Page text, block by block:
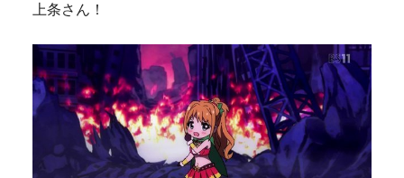
上条さん！